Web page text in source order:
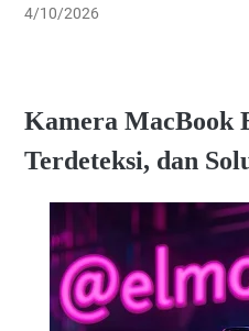
4/10/2026
Kamera
Terdeteksi, dan